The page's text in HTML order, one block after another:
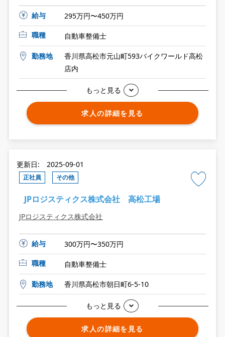
給与
295万円〜450万円
職種
自動車整備士
勤務地
香川県高松市元山町593バイクワールド高松
店内
もっと見る
求人の詳細を見る
更新日: 2025-09-01
正社員 その他
JPロジスティクス株式会社 高松工場
JPロジスティクス株式会社
給与
300万円〜350万円
職種
自動車整備士
勤務地 香川県高松市朝日町6-5-10
もっと見る
求人の詳細を見る